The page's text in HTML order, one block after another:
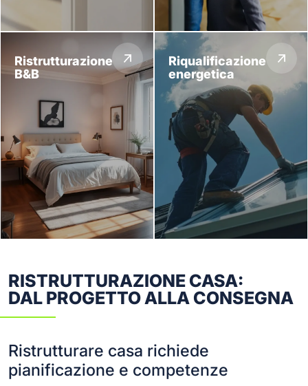
Ristrutturazione
B&B
Riqualificazione
energetica
RISTRUTTURAZIONE CASA:
DAL PROGETTO ALLA CONSEGNA
Ristrutturare casa richiede
pianificazione e competenze